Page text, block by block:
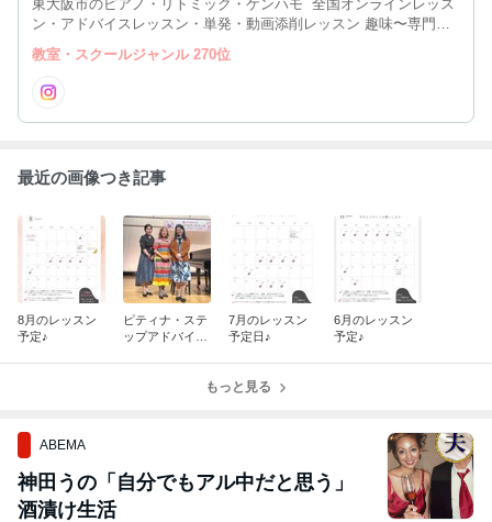
東大阪市のピアノ・リトミック・ケンハモ 全国オンラインレッス
ン・アドバイスレッスン・単発・動画添削レッスン 趣味〜専門を
志す方／基礎力をつけたい方 楽しくピアノを弾きたい方・奏法を
正しく学びたい方 大阪市、奈良県、兵庫県、京都、名古屋からも
通われています
教室・スクールジャンル 270位
最近の画像つき記事
8月のレッスン
予定♪
ピティナ・ステ
ップアドバイザ
7月のレッスン
予定日♪
6月のレッスン
予定♪
もっと見る
ABEMA
神田うの「自分でもアル中だと思う」
酒漬け生活